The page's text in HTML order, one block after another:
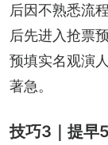
后因不熟悉流
后先进入抢票
预填实名观演
著急。
技巧3｜提早